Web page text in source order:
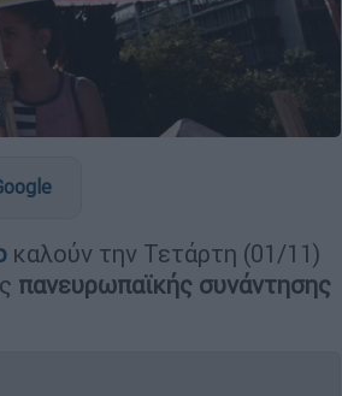
καλούν την Τετάρτη (01/11)
πανευρωπαϊκής συνάντησης